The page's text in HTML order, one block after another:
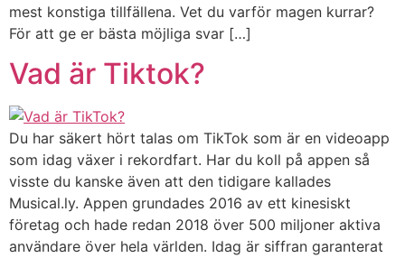
mest konstiga tillfällena. Vet du varför magen kurrar?
För att ge er bästa möjliga svar […]
Vad är Tiktok?
Du har säkert hört talas om TikTok som är en videoapp
som idag växer i rekordfart. Har du koll på appen så
visste du kanske även att den tidigare kallades
Musical.ly. Appen grundades 2016 av ett kinesiskt
företag och hade redan 2018 över 500 miljoner aktiva
användare över hela världen. Idag är siffran garanterat